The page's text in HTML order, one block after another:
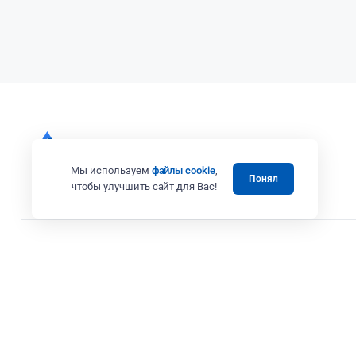
Мы используем файлы cookie,
чтобы улучшить сайт для Вас!
Понял